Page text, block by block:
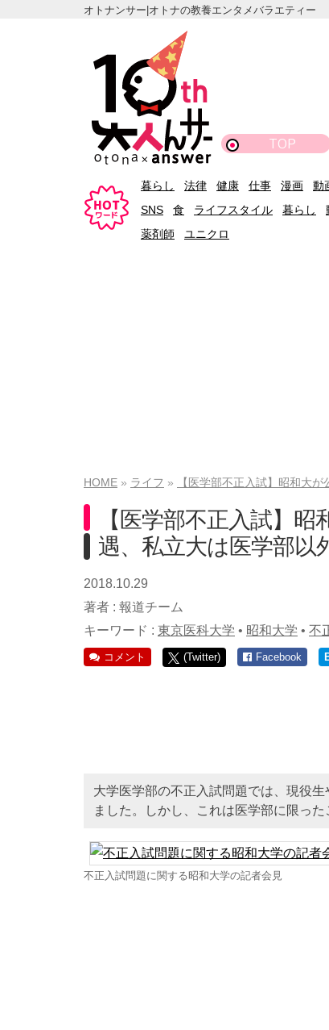
オトナンサー|オトナの教養エンタメバラエティー
TOP
暮らし 法律 健康 仕事 漫画 動
SNS
食 ライフスタイル 暮らし
薬剤師
ユニクロ
HOME ライフ 【医学部不正入試】昭和大
【医学部不正入試】
遇、私立大は医学部以
2018.10.29
著者 : 報道チーム
キーワード : 東京医科大学 • 昭和大学 • 不
コメント (Twitter) Facebook
大学医学部の不正入試問題では、現役
ました。しかし、これは医学部に限った
不正入試問題に関する昭和大学の記者会見